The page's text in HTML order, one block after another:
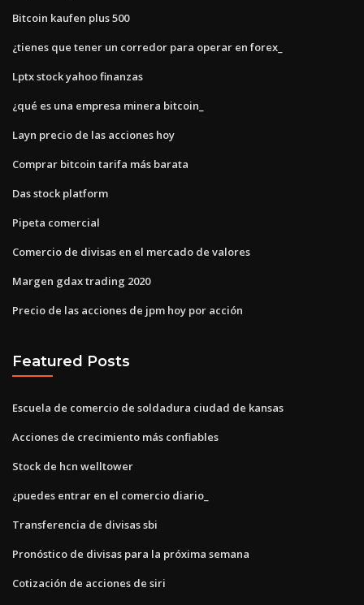
Bitcoin kaufen plus 500
¿tienes que tener un corredor para operar en forex_
Lptx stock yahoo finanzas
¿qué es una empresa minera bitcoin_
Layn precio de las acciones hoy
Comprar bitcoin tarifa más barata
Das stock platform
Pipeta comercial
Comercio de divisas en el mercado de valores
Margen gdax trading 2020
Precio de las acciones de jpm hoy por acción
Featured Posts
Escuela de comercio de soldadura ciudad de kansas
Acciones de crecimiento más confiables
Stock de hcn welltower
¿puedes entrar en el comercio diario_
Transferencia de divisas sbi
Pronóstico de divisas para la próxima semana
Cotización de acciones de siri